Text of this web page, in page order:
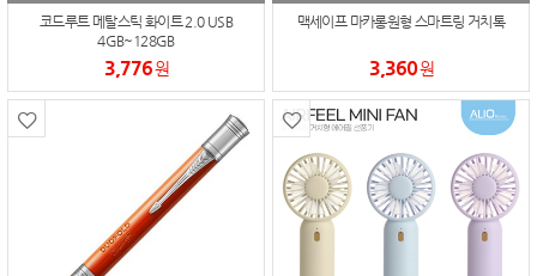
코드루트 메탈스틱 화이트 2.0 USB
4GB~128GB
3,776원
맥세이프 마카롱원형 스마트링 거치톡
3,360원